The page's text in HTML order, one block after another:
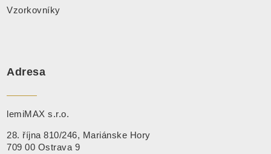
Vzorkovníky
Adresa
lemiMAX s.r.o.
28. října 810/246, Mariánske Hory
709 00 Ostrava 9